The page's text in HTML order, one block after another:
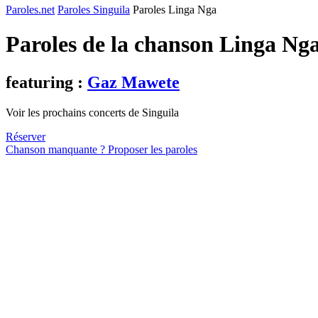
Paroles.net Paroles Singuila Paroles Linga Nga
Paroles de la chanson Linga
featuring : Gaz Mawete
Voir les prochains concerts de Singuila
Réserver
Chanson manquante ? Proposer les paroles